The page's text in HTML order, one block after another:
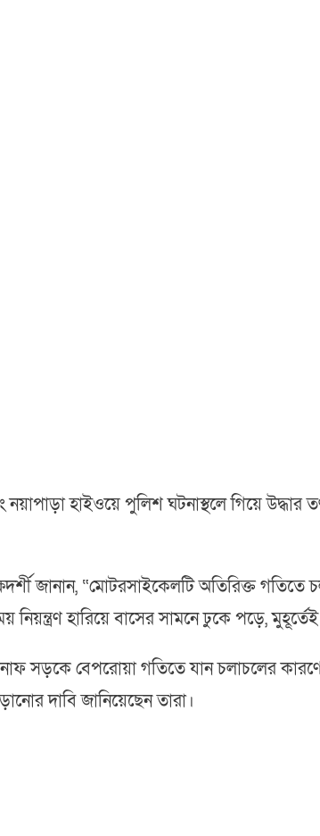
নয়াপাড়া হাইওয়ে পুলিশ ঘটনাস্থলে গিয়ে
জানান, “মোটরসাইকেলটি অতিরিক্ত গতিতে
নিয়ন্ত্রণ হারিয়ে বাসের সামনে ঢুকে পড়ে,
সড়কে বেপরোয়া গতিতে যান চলাচলের
দাবি জানিয়েছেন তারা।